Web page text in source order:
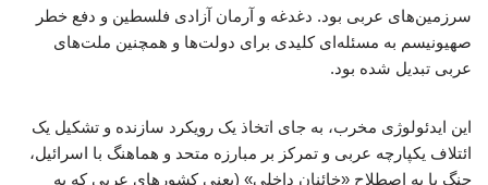
سرزمین‌های عربی بود. دغدغه و آرمان آزادی فلسطین و دفع خطر
صهیونیسم به مسئله‌ای کلیدی برای دولت‌ها و همچنین ملت‌های
عربی تبدیل شده بود.
این ایدئولوژی مخرب، به جای اتخاذ یک رویکرد سازنده و تشکیل یک
ائتلاف یکپارچه عربی و تمرکز بر مبارزه متحد و هماهنگ با اسرائیل،
جنگ با به اصطلاح «خائنان داخلی» (یعنی کشورهای عربی که به